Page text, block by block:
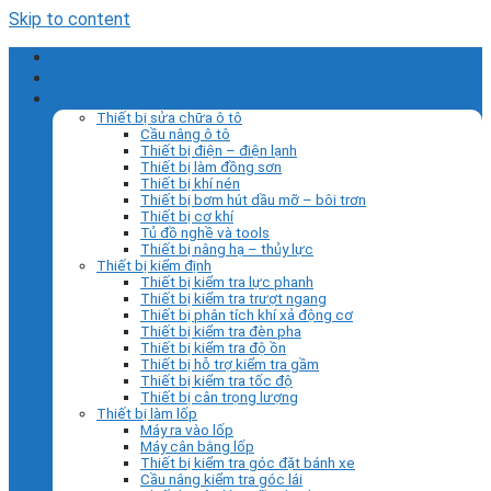
Skip to content
Thiết bị sửa chữa ô tô
Cầu nâng ô tô
Thiết bị điện – điện lạnh
Thiết bị làm đồng sơn
Thiết bị khí nén
Thiết bị bơm hút dầu mỡ – bôi trơn
Thiết bị cơ khí
Tủ đồ nghề và tools
Thiết bị nâng hạ – thủy lực
Thiết bị kiểm định
Thiết bị kiểm tra lực phanh
Thiết bị kiểm tra trượt ngang
Thiết bị phân tích khí xả động cơ
Thiết bị kiểm tra đèn pha
Thiết bị kiểm tra độ ồn
Thiết bị hỗ trợ kiểm tra gầm
Thiết bị kiểm tra tốc độ
Thiết bị cân trọng lượng
Thiết bị làm lốp
Máy ra vào lốp
Máy cân bằng lốp
Thiết bị kiểm tra góc đặt bánh xe
Cầu nâng kiểm tra góc lái